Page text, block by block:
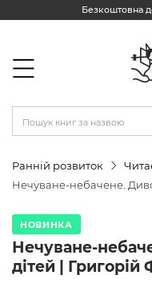
Безкоштовна
Ранній розвиток
Нечуване-небачене.
НОВИНКА
Нечуване-
дітей | Григорій